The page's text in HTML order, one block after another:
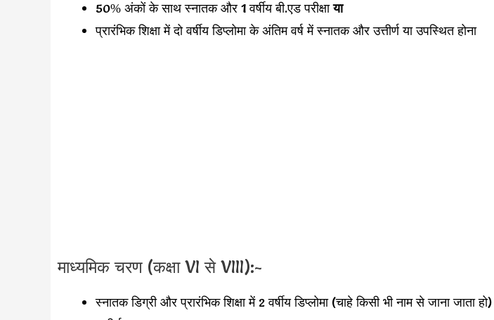
50% अंकों के साथ स्नातक और 1 वर्षीय बी.एड परीक्षाया
प्रारंभिक शिक्षा में दो वर्षीय डिप्लोमा के अंतिम वर्ष में स्नातक और उत्तीर्ण या उपस्थित होना
माध्यमिक चरण (कक्षा VI से VIII):-
स्नातक डिग्री और प्रारंभिक शिक्षा में 2 वर्षीय डिप्लोमा (चाहे किसी भी नाम से जाना जाता